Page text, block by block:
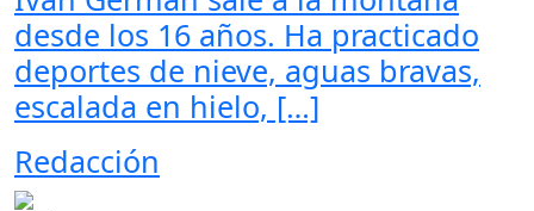
desde los 16 años. Ha practicado
deportes de nieve, aguas bravas,
escalada en hielo, […]
Redacción